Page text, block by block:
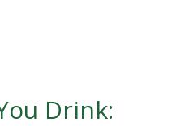
Drink: